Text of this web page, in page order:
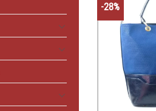
-28%